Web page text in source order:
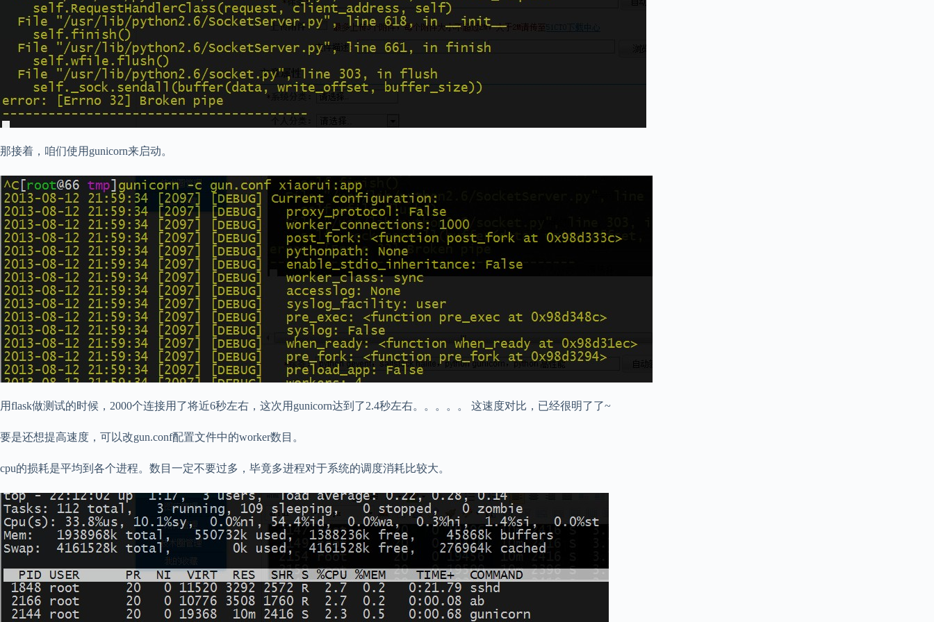
那接着，咱们使用gunicorn来启动。
用flask做测试的时候，2000个连接用了将近6秒左右，这次用gunicorn达到了2.4秒左右。。。。。 这速度对比，已经很明了了~
要是还想提高速度，可以改gun.conf配置文件中的worker数目。
cpu的损耗是平均到各个进程。数目一定不要过多，毕竟多进程对于系统的调度消耗比较大。